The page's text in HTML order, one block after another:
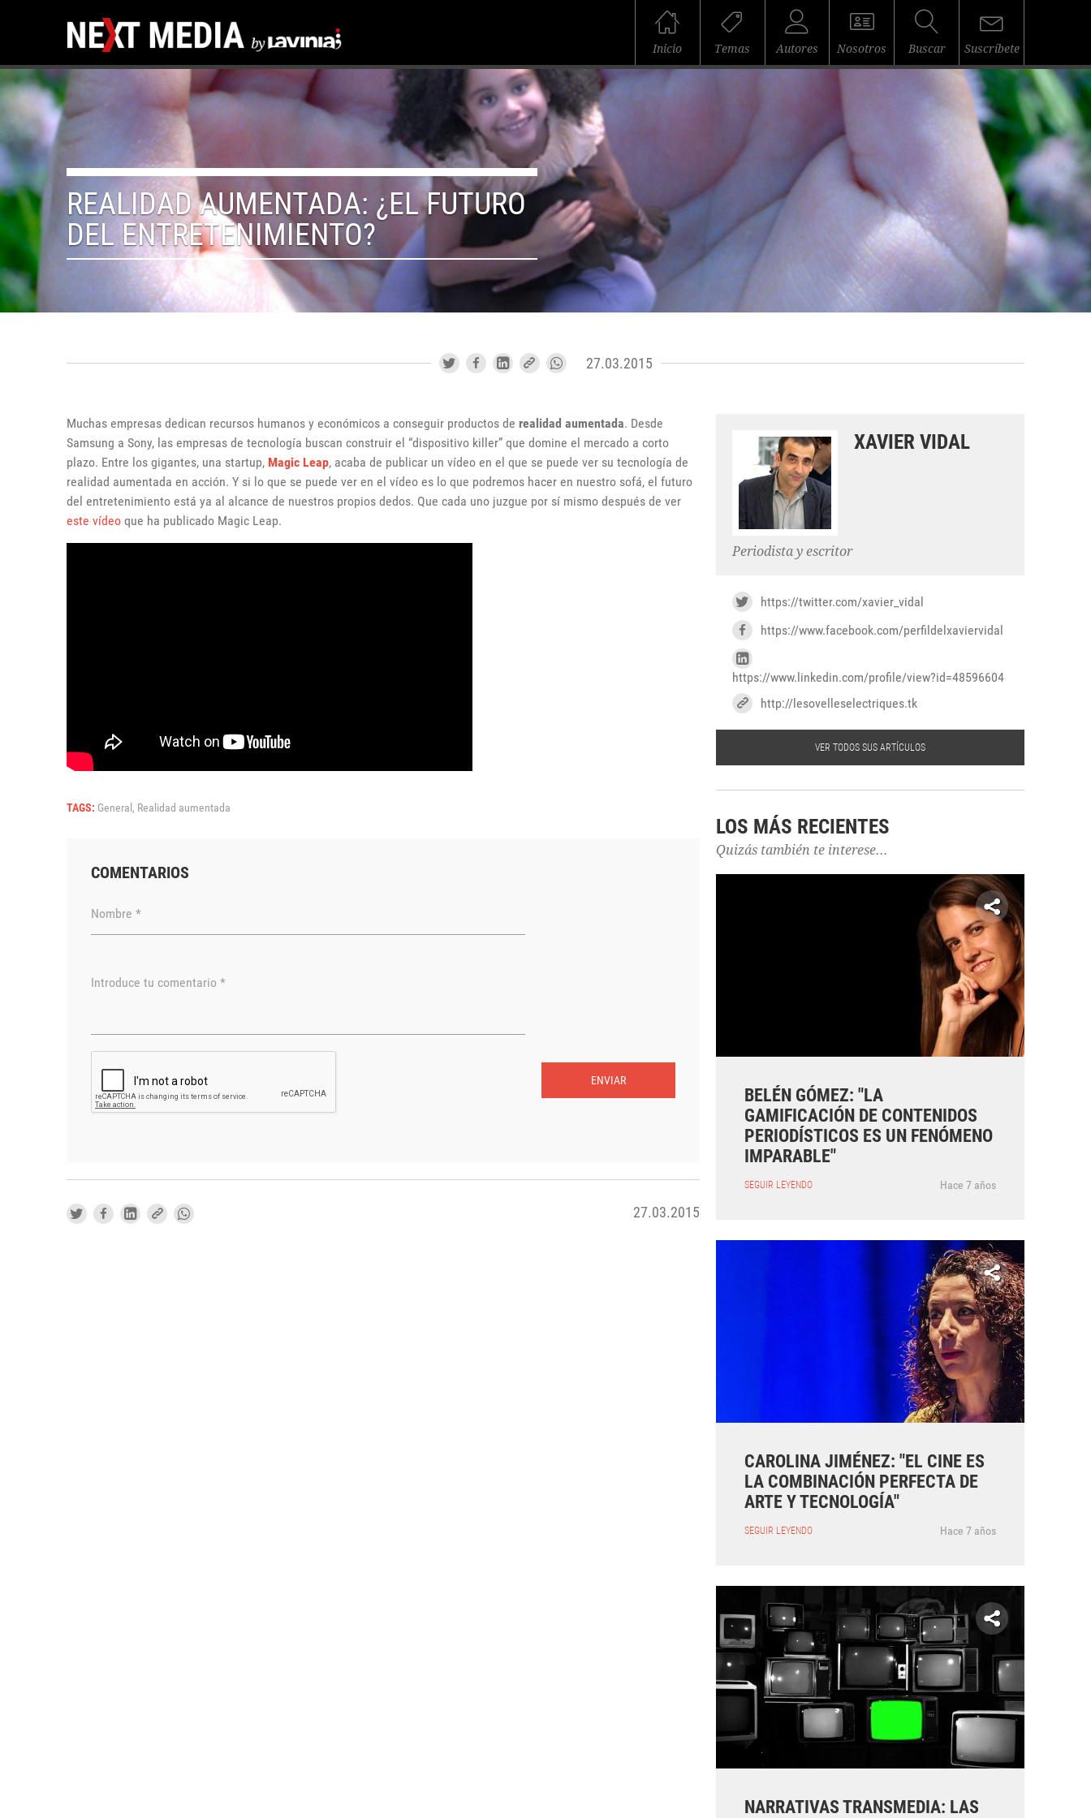
Inicio Temas Autores Nosotros Buscar Suscríbete
REALIDAD AUMENTADA: ¿EL FUTURO
DEL ENTRETENIMIENTO?
27.03.2015
Muchas empresas dedican recursos humanos y económicos a conseguir productos de realidad aumentada. Desde
Samsung a Sony, las empresas de tecnología buscan construir el “dispositivo killer” que domine el mercado a corto
plazo. Entre los gigantes, una startup, Magic Leap, acaba de publicar un vídeo en el que se puede ver su tecnología de
realidad aumentada en acción. Y si lo que se puede ver en el vídeo es lo que podremos hacer en nuestro sofá, el futuro
del entretenimiento está ya al alcance de nuestros propios dedos. Que cada uno juzgue por sí mismo después de ver
este vídeo que ha publicado Magic Leap.
TAGS: General, Realidad aumentada
COMENTARIOS
Nombre *
Introduce tu comentario *
ENVIAR
27.03.2015
XAVIER VIDAL
Periodista y escritor
https://twitter.com/xavier_vidal
https://www.facebook.com/perfildelxaviervidal
https://www.linkedin.com/profile/view?id=48596604
http://lesovelleselectriques.tk
VER TODOS SUS ARTÍCULOS
LOS MÁS RECIENTES
Quizás también te interese...
BELÉN GÓMEZ: "LA
GAMIFICACIÓN DE CONTENIDOS
PERIODÍSTICOS ES UN FENÓMENO
IMPARABLE"
SEGUIR LEYENDO Hace 7 años
CAROLINA JIMÉNEZ: "EL CINE ES
LA COMBINACIÓN PERFECTA DE
ARTE Y TECNOLOGÍA"
SEGUIR LEYENDO Hace 7 años
NARRATIVAS TRANSMEDIA: LAS